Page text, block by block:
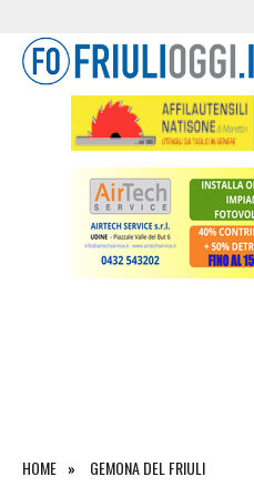
HOME GEMONA DEL FRIULI